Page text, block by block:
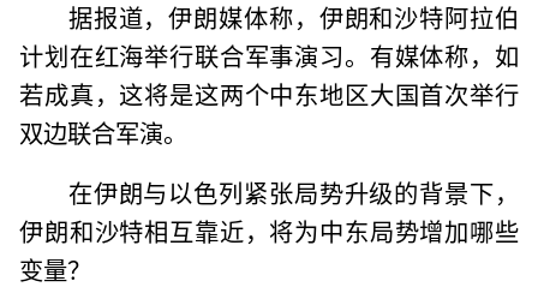
据报道，伊朗媒体称，伊朗和沙特阿拉伯
计划在红海举行联合军事演习。有媒体称，如
若成真，这将是这两个中东地区大国首次举行
双边联合军演。
在伊朗与以色列紧张局势升级的背景下，
伊朗和沙特相互靠近，将为中东局势增加哪些
变量？